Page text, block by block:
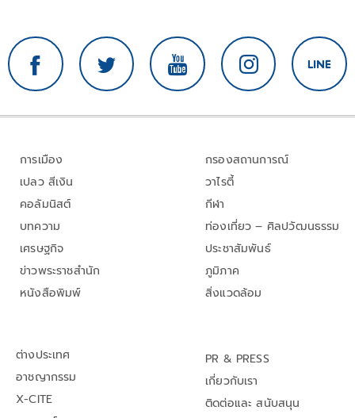
การเมือง
เปลว สีเงิน
คอลัมนิสต์
บทความ
เศรษฐกิจ
ข่าวพระราชสำนัก
หนังสือพิมพ์
กรองสถานการณ์
วาไรตี้
กีฬา
ท่องเที่ยว – ศิลปวัฒนธรรม
ประชาสัมพันธ์
ภูมิภาค
สิ่งแวดล้อม
ต่างประเทศ
อาชญากรรม
X-CITE
PR & PRESS
เกี่ยวกับเรา
ติดต่อและ สนับสนุน